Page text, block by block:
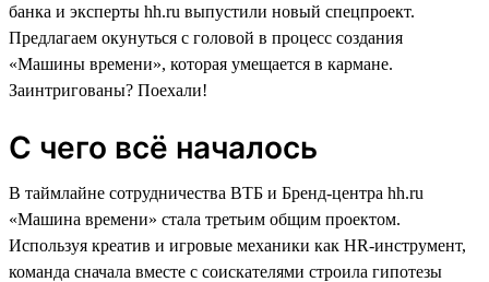
банка и эксперты hh.ru выпустили новый спецпроект.
Предлагаем окунуться с головой в процесс создания
«Машины времени», которая умещается в кармане.
Заинтригованы? Поехали!
С чего всё началось
В таймлайне сотрудничества ВТБ и Бренд-центра hh.ru
«Машина времени» стала третьим общим проектом.
Используя креатив и игровые механики как HR-инструмент,
команда сначала вместе с соискателями строила гипотезы